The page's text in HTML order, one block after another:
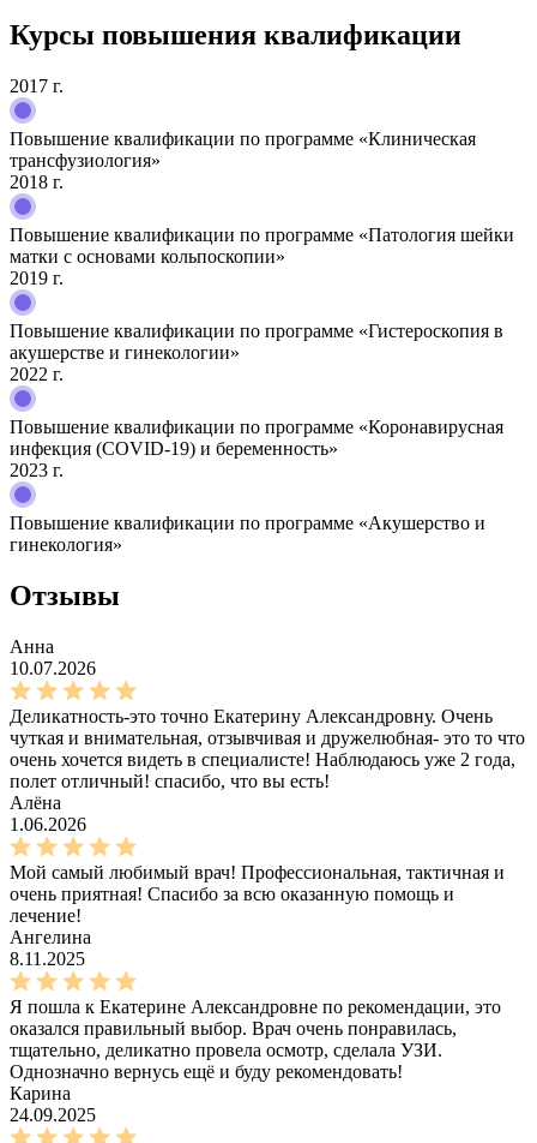
Курсы повышения квалификации
2017 г.
Повышение квалификации по программе «Клиническая
трансфузиология»
2018 г.
Повышение квалификации по программе «Патология шейки
матки с основами кольпоскопии»
2019 г.
Повышение квалификации по программе «Гистероскопия в
акушерстве и гинекологии»
2022 г.
Повышение квалификации по программе «Коронавирусная
инфекция (COVID-19) и беременность»
2023 г.
Повышение квалификации по программе «Акушерство и
гинекология»
Отзывы
Анна
10.07.2026
Деликатность-это точно Екатерину Александровну. Очень
чуткая и внимательная, отзывчивая и дружелюбная- это то что
очень хочется видеть в специалисте! Наблюдаюсь уже 2 года,
полет отличный! спасибо, что вы есть!
Алёна
1.06.2026
Мой самый любимый врач! Профессиональная, тактичная и
очень приятная! Спасибо за всю оказанную помощь и
лечение!
Ангелина
8.11.2025
Я пошла к Екатерине Александровне по рекомендации, это
оказался правильный выбор. Врач очень понравилась,
тщательно, деликатно провела осмотр, сделала УЗИ​.
Однозначно вернусь ещё и буду рекомендовать!
Карина
24.09.2025